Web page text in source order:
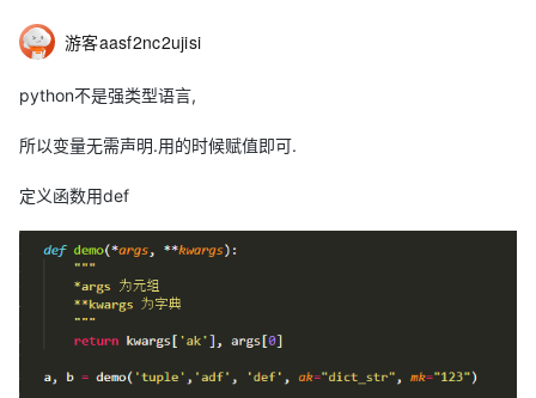
游客aasf2nc2ujisi
python不是强类型语言,
所以变量无需声明.用的时候赋值即可.
定义函数用def